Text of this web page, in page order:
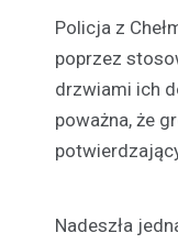
Policja z
poprzez
drzwiami ich
poważna, że
Nadeszła